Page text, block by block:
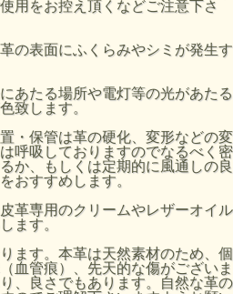
用をお控え頂くなどご注意下さ
の表面にふくらみやシミが発生す
あたる場所や電灯等の光があたる
致します。
・保管は革の硬化、変形などの変
呼吸しておりますのでなるべく密
か、もしくは定期的に風通しの良
おすすめします。
革専用のクリームやレザーオイル
ます。
ます。本革は天然素材のため、個
血管痕）、先天的な傷がございま
、良さでもあります。自然な革の